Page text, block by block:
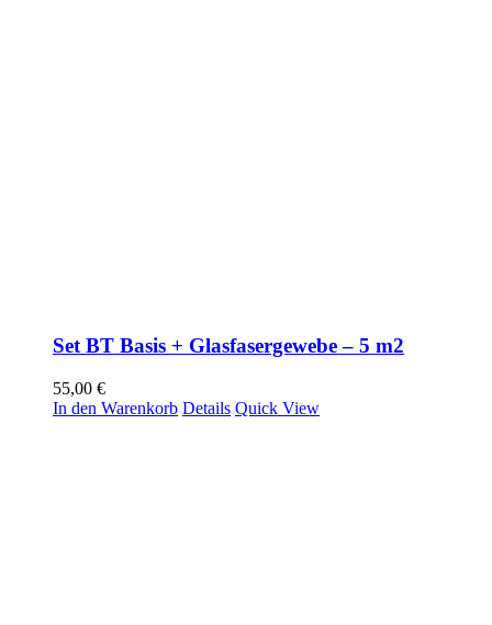
Set BT Basis + Glasfasergewebe – 5 m2
55,00 €
In den Warenkorb Details Quick View